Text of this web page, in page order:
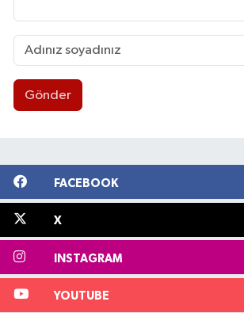
Gönder
FACEBOOK
X
INSTAGRAM
YOUTUBE